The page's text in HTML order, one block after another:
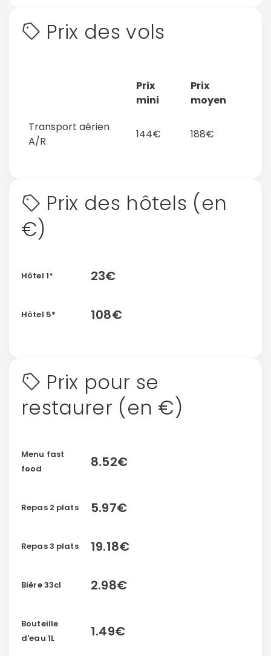
Prix des vols
Prix
mini
Prix
moyen
Transport aérien
A/R
144€ 188€
Prix des hôtels (en
€)
Hôtel 1* 23€
Hôtel 5* 108€
Prix pour se
restaurer (en €)
Menu fast
food
8.52€
Repas 2 plats 5.97€
Repas 3 plats 19.18€
Bière 33cl 2.98€
Bouteille
d'eau 1L
1.49€